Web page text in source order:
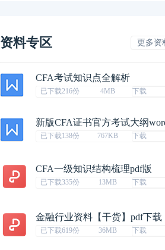
资料专区 更多资
CFA考试知识点全解析
已下载216份 4MB 下载
新版CFA证书官方考试大纲
已下载138份 767KB 下载
CFA一级知识结构梳理pdf版
已下载335份 13MB 下载
金融行业资料【干货】pdf下载
已下载619份 36MB 下载